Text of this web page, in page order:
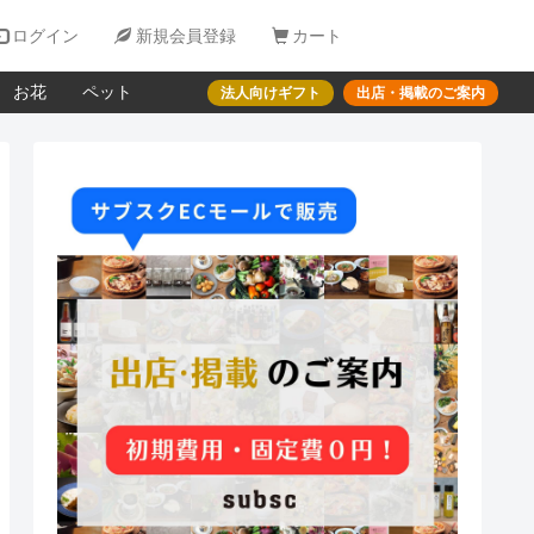
ログイン  新規会員登録  カート
お花 ペット 法人向けギフト 出店・掲載のご案内